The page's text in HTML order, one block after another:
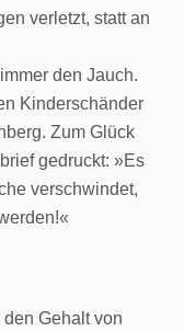
verletzt, statt an
den Jauch.
Kinderschänder
Zum Glück
gedruckt: »Es
verschwindet,
Gehalt von